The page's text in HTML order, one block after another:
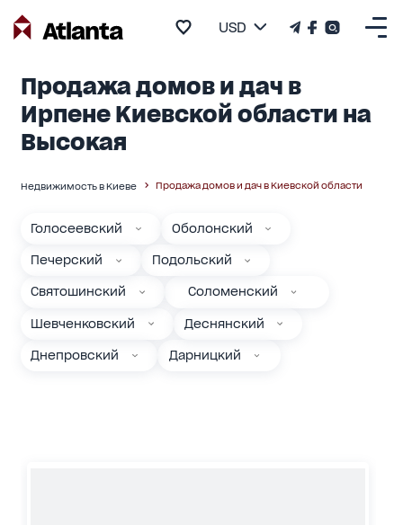
USD
Продажа домов и дач в
Ирпене Киевской области на
Высокая
Недвижимость в Киеве Продажа домов и дач в Киевской области
Голосеевский Оболонский
Печерский Подольский
Святошинский Соломенский
Шевченковский Деснянский
Днепровский Дарницкий